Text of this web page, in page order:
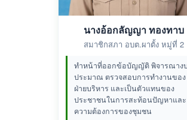
นางอ้อกลัญญา ทองทาบ
สมาชิกสภา อบต.ผาตั้ง หมู่ที่ 2
ทำหน้าที่ออกข้อบัญญัติ พิจารณางบ
ประมาณ ตรวจสอบการทำงานของ
ฝ่ายบริหาร และเป็นตัวแทนของ
ประชาชนในการสะท้อนปัญหาและ
ความต้องการของชุมชน